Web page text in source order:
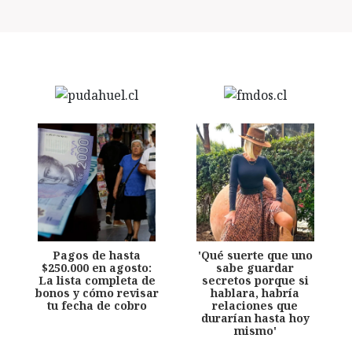
Pagos de hasta
$250.000 en agosto:
La lista completa de
bonos y cómo revisar
tu fecha de cobro
'Qué suerte que uno
sabe guardar
secretos porque si
hablara, habría
relaciones que
durarían hasta hoy
mismo'